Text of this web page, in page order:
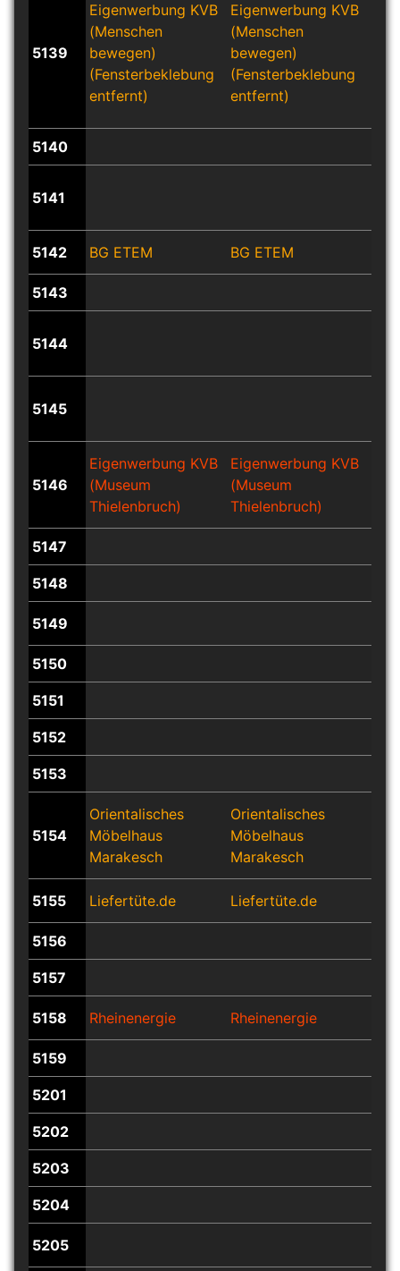
5139
Eigenwerbung KVB
(Menschen
bewegen)
(Fensterbeklebung
entfernt)
Eigenwerbung KVB
(Menschen
bewegen)
(Fensterbeklebung
entfernt)
5140
5141
5142 BG ETEM BG ETEM
5143
5144
5145
5146
Eigenwerbung KVB
(Museum
Thielenbruch)
Eigenwerbung KVB
(Museum
Thielenbruch)
5147
5148
5149
5150
5151
5152
5153
5154
Orientalisches
Möbelhaus
Marakesch
Orientalisches
Möbelhaus
Marakesch
5155 Liefertüte.de Liefertüte.de
5156
5157
5158 Rheinenergie Rheinenergie
5159
5201
5202
5203
5204
5205